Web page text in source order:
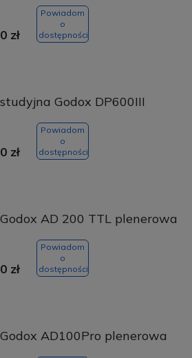
zł
Powiadom
o
dostępności
Godox DP600III
zł
Powiadom
o
dostępności
AD 200 TTL plenerowa
zł
Powiadom
o
dostępności
AD100Pro plenerowa